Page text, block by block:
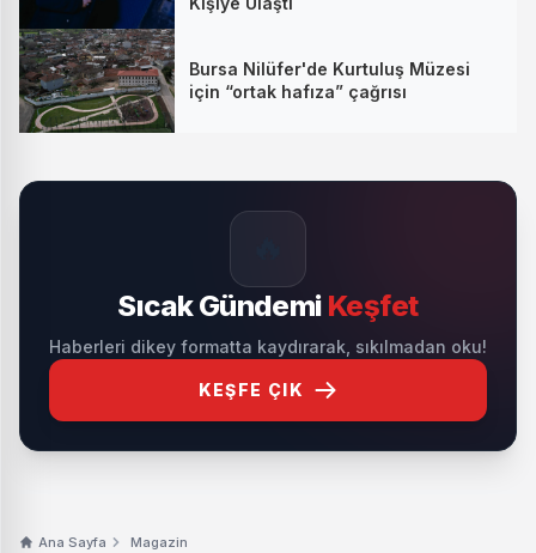
Bursa Nilüfer'de Kurtuluş Müzesi
için “ortak hafıza” çağrısı
Sıcak Gündemi Keşfet
Haberleri dikey formatta kaydırarak, sıkılmadan oku!
KEŞFE ÇIK
Ana Sayfa Magazin